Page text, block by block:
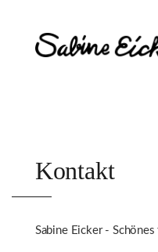
Kontakt
Sabine Eicker -